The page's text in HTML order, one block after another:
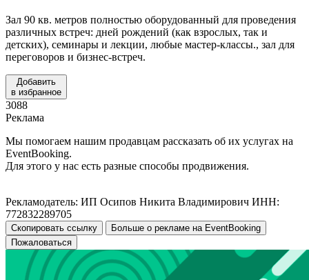
Зал 90 кв. метров полностью оборудованный для проведения
различных встреч: дней рождений (как взрослых, так и
детских), семинары и лекции, любые мастер-классы., зал для
переговоров и бизнес-встреч.
Добавить
в избранное
3088
Реклама
Мы помогаем нашим продавцам рассказать об их услугах на
EventBooking.
Для этого у нас есть разные способы продвижения.
Рекламодатель: ИП Осипов Никита Владимирович ИНН:
772832289705
Скопировать ссылку
Больше о рекламе на EventBooking
Пожаловаться